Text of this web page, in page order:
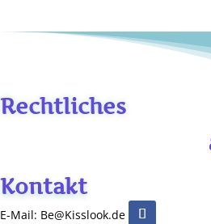
Rechtliches
Kontakt
E-Mail: Be@Kisslook.de